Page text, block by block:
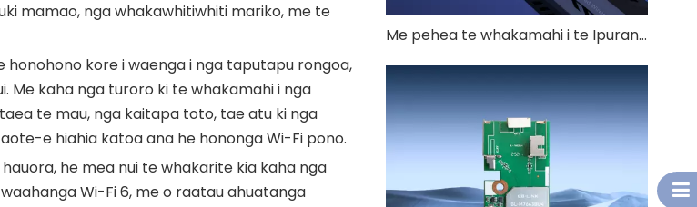
mamao, nga whakawhitiwhiti mariko, me te
kore i waenga i nga taputapu rongoa,
Me kaha nga turoro ki te whakamahi i nga
te mau, nga kaitapa toto, tae atu ki nga
e hiahia katoa ana he hononga Wi-Fi pono.
he mea nui te whakarite kia kaha nga
Wi-Fi 6, me o raatau ahuatanga
Me pehea te whakamahi i te Ipurangi i runga i te pouaka whakaata?